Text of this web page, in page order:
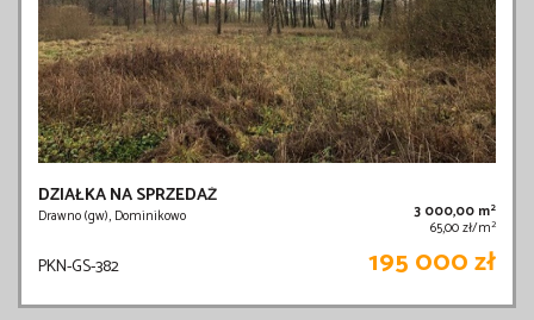
DZIAŁKA NA SPRZEDAŻ
Drawno (gw), Dominikowo 3 000,00 m2
65,00 zł/m2
PKN-GS-382 195 000 zł